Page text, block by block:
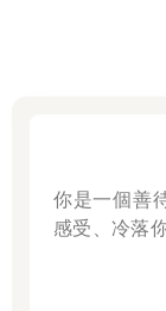
狀態的「體心系統
準確性更高。它不
並從對話中獲得補
化，才建立起龐大
在語言出現後、約
互補關係。簡單
你是一個善
感受、冷落
舒服、也更